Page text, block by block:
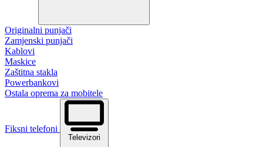
Originalni punjači
Zamjenski punjači
Kablovi
Maskice
Zaštitna stakla
Powerbankovi
Ostala oprema za mobitele
Fiksni telefoni
Televizori